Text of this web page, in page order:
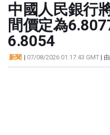
中國人民銀行
間價定為
6.8054
新聞 | 07/08/2026 01:17:43 GMT | 由